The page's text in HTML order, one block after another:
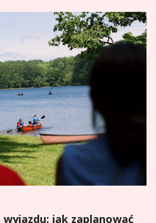
jak zaplanować